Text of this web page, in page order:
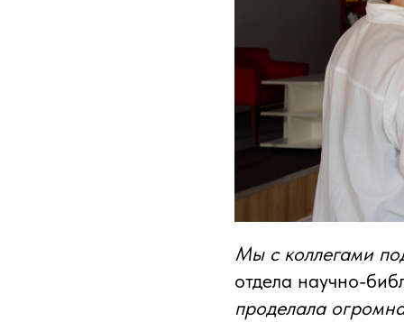
Мы с коллегами
отдела научно-
проделала